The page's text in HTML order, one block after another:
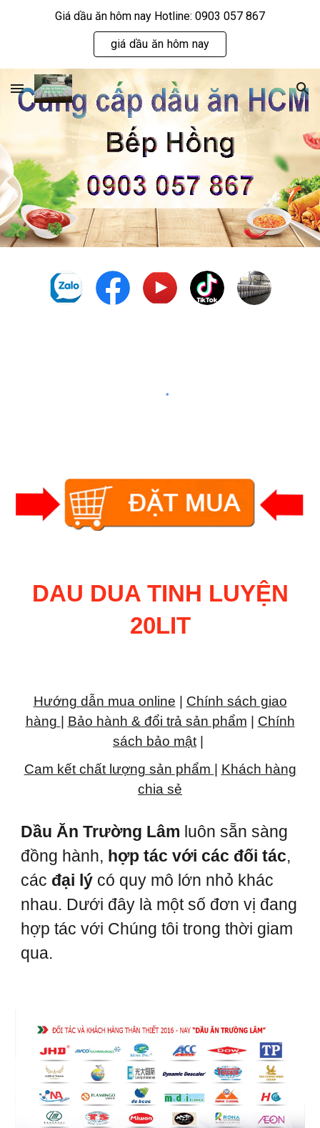
Giá dầu ăn hôm nay Hotline: 0903 057 867
giá dầu ăn hôm nay
DAU DUA TINH LUYỆN
20LIT
Hướng dẫn mua online
Chính sách giao
hàng
Bảo hành & đổi trả sản phẩm
Chính
sách bảo mật
Cam kết chất lượng sản phẩm | Khách hàng
chia sẻ
Dầu Ăn Trường Lâm luôn sẵn sàng
đồng hành, hợp tác với các đối tác,
các đại lý có quy mô lớn nhỏ khác
nhau. Dưới đây là một số đơn vị đang
hợp tác với Chúng tôi trong thời giam
qua.